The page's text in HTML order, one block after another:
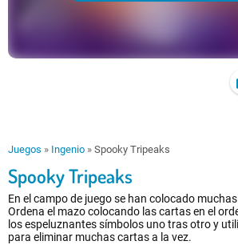
Juegos » Ingenio » Spooky Tripeaks
Spooky Tripeaks
En el campo de juego se han colocado
Ordena el mazo colocando las cartas en el
los espeluznantes símbolos uno tras otro y
para eliminar muchas cartas a la vez.